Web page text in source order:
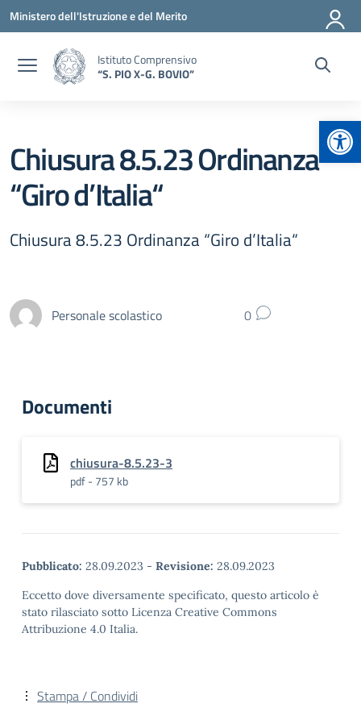
Vai ai contenuti
Vai al menu di navigazione
Vai al footer
Ministero dell'Istruzione e del Merito
Istituto Comprensivo
“S. PIO X-G. BOVIO”
Chiusura 8.5.23 Ordinanza
“Giro d’Italia“
Chiusura 8.5.23 Ordinanza “Giro d’Italia“
Personale scolastico 0
Documenti
chiusura-8.5.23-3
pdf - 757 kb
Pubblicato: 28.09.2023 - Revisione: 28.09.2023
Eccetto dove diversamente specificato, questo articolo è
stato rilasciato sotto Licenza Creative Commons
Attribuzione 4.0 Italia.
Stampa / Condividi